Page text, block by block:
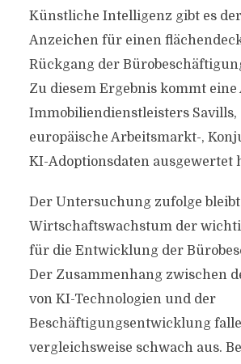
Künstliche Intelligenz gibt es
Anzeichen für einen
Rückgang der
Zu diesem Ergebnis kommt eine
Immobiliendienstleisters Savills,
europäische Arbeitsmarkt-,
KI-Adoptionsdaten ausgewertet
Der Untersuchung zufolge bleibt
Wirtschaftswachstum der
für die Entwicklung der
Der Zusammenhang zwischen
von KI-Technologien und der
Beschäftigungsentwicklung
vergleichsweise schwach aus.